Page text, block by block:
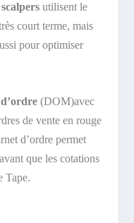
scalpersutilisent le
court terme, mais
pour optimiser
(DOM)avec
de vente en rouge
d’ordre permet
que les cotations
Tape.